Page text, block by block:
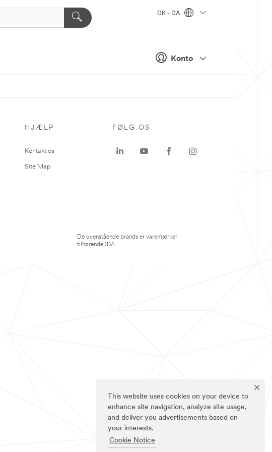
This website uses cookies on your device to
enhance site navigation, analyze site usage,
and deliver you advertisements based on
your interests.
Cookie Notice
Konto
DK - DA
HJÆLP
Kontakt os
Site Map
FØLG OS
De ovenstående brands er varemærker
tilhørende 3M.